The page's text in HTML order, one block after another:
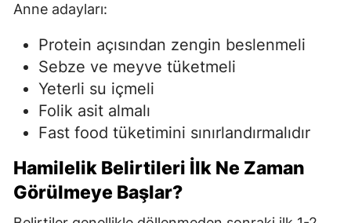
Anne adayları:
Protein açısından zengin beslenmeli
Sebze ve meyve tüketmeli
Yeterli su içmeli
Folik asit almalı
Fast food tüketimini sınırlandırmalıdır
Hamilelik Belirtileri İlk Ne Zaman
Görülmeye Başlar?